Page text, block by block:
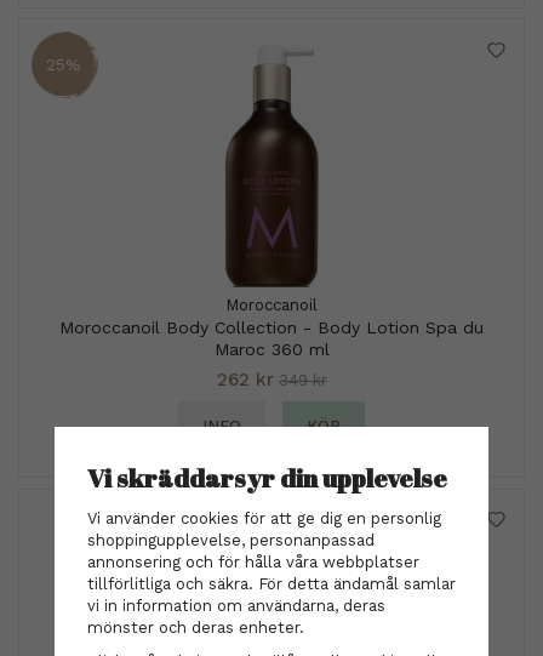
25%
Moroccanoil
Moroccanoil Body Collection - Body Lotion Spa du
Maroc 360 ml
262 kr 349 kr
INFO KÖP
Vi skräddarsyr din upplevelse
Vi använder cookies för att ge dig en personlig
shoppingupplevelse, personanpassad
annonsering och för hålla våra webbplatser
tillförlitliga och säkra. För detta ändamål samlar
vi in information om användarna, deras
mönster och deras enheter.